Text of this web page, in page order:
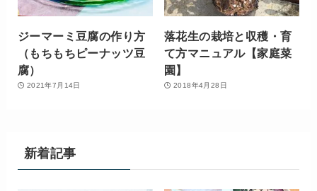
ジーマーミ豆腐の作り方
（もちもちピーナッツ豆
腐）
2021年7月14日
落花生の栽培と収穫・育
て方マニュアル【家庭菜
園】
2018年4月28日
新着記事